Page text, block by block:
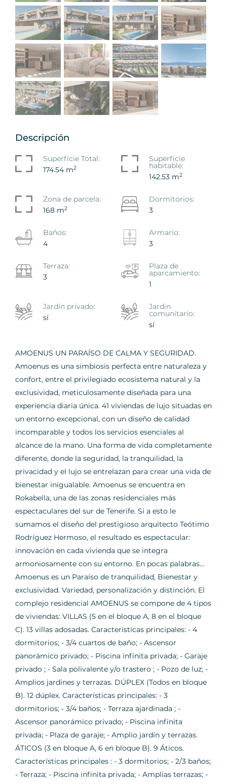
Descripción
Superficie Total:
174.54 m2
Superficie
habitable:
142.53 m2
Zona de parcela:
168 m2
Dormitorios:
3
Baños:
4
Armario:
3
Terraza:
3
Plaza de
aparcamiento:
1
Jardín privado:
sí
Jardin
comunitario:
sí
AMOENUS UN PARAÍSO DE CALMA Y SEGURIDAD.
Amoenus es una simbiosis perfecta entre naturaleza y
confort, entre el privilegiado ecosistema natural y la
exclusividad, meticulosamente diseñada para una
experiencia diaria única. 41 viviendas de lujo situadas en
un entorno excepcional, con un diseño de calidad
incomparable y todos los servicios esenciales al
alcance de la mano. Una forma de vida completamente
diferente, donde la seguridad, la tranquilidad, la
privacidad y el lujo se entrelazan para crear una vida de
bienestar inigualable. Amoenus se encuentra en
Rokabella, una de las zonas residenciales más
espectaculares del sur de Tenerife. Si a esto le
sumamos el diseño del prestigioso arquitecto Teótimo
Rodríguez Hermoso, el resultado es espectacular:
innovación en cada vivienda que se integra
armoniosamente con su entorno. En pocas palabras...
Amoenus es un Paraíso de tranquilidad, Bienestar y
exclusividad. Variedad, personalización y distinción. El
complejo residencial AMOENUS se compone de 4 tipos
de viviendas: VILLAS (5 en el bloque A, 8 en el bloque
C). 13 villas adosadas. Características principales: - 4
dormitorios; - 3/4 cuartos de baño; - Ascensor
panorámico privado; - Piscina infinita privada; - Garaje
privado ; - Sala polivalente y/o trastero ; - Pozo de luz; -
Amplios jardines y terrazas. DÚPLEX (Todos en bloque
B). 12 dúplex. Características principales: - 3
dormitorios; - 3/4 baños; - Terraza ajardinada ; -
Ascensor panorámico privado; - Piscina infinita
privada; - Plaza de garaje; - Amplio jardín y terrazas.
ÁTICOS (3 en bloque A, 6 en bloque B). 9 Áticos.
Características principales : - 3 dormitorios; - 2/3 baños;
- Terraza; - Piscina infinita privada; - Amplias terrazas; -